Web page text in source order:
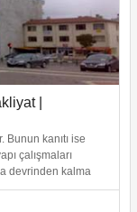
|
kanıtı ise
çalışmaları
devrinden kalma